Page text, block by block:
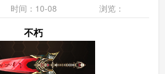
时间：10-08 浏览：
不朽